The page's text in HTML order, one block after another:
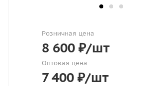
Розничная цена
8 600 ₽/шт
Оптовая цена
7 400 ₽/шт